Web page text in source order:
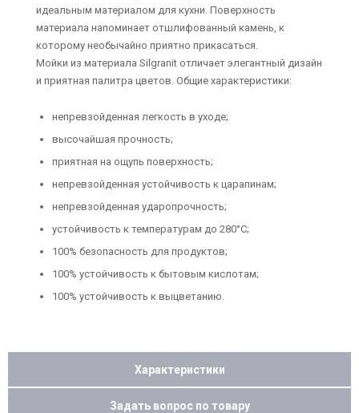
идеальным материалом для кухни. Поверхность
материала напоминает отшлифованный камень, к
которому необычайно приятно прикасаться.
Мойки из материала Silgranit отличает элегантный дизайн
и приятная палитра цветов. Общие характеристики:
непревзойденная легкость в уходе;
высочайшая прочность;
приятная на ощупь поверхность;
непревзойденная устойчивость к царапинам;
непревзойденная ударопрочность;
устойчивость к температурам до 280°C;
100% безопасность для продуктов;
100% устойчивость к бытовым кислотам;
100% устойчивость к выцветанию.
Характеристики
Задать вопрос по товару